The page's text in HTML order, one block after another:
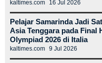
kaltimes.com 16 Jul 2026
Pelajar Samarinda Jadi
Asia Tenggara pada Final
Olympiad 2026 di Italia
kaltimes.com 9 Jul 2026